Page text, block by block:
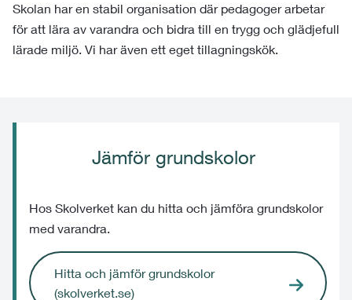
Skolan har en stabil organisation där pedagoger arbetar
för att lära av varandra och bidra till en trygg och glädjefull
lärade miljö. Vi har även ett eget tillagningskök.
Jämför grundskolor
Hos Skolverket kan du hitta och jämföra grundskolor
med varandra.
Hitta och jämför grundskolor
(skolverket.se)